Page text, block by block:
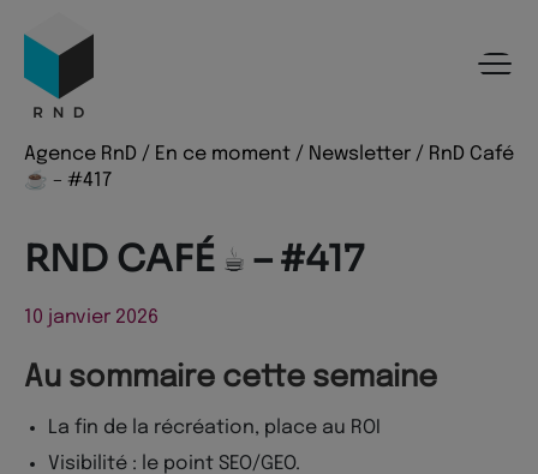
Recherche
Pied de page
Agence RnD / En ce moment / Newsletter / RnD Café
☕️ – #417
RND CAFÉ ☕️ – #417
10 janvier 2026
Au sommaire cette semaine
La fin de la récréation, place au ROI
Visibilité : le point SEO/GEO.